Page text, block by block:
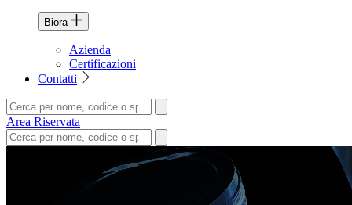
Biora
Azienda
Certificazioni
Contatti
Area Riservata